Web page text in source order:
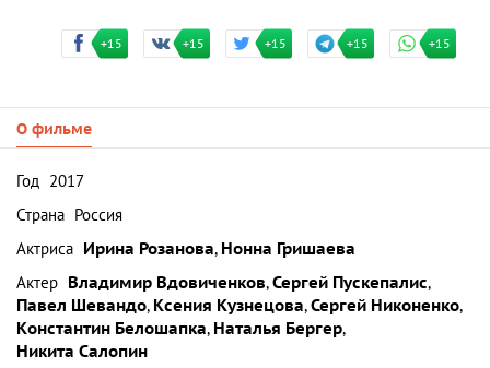
+15 +15 +15 +15 +15
О фильме
Год 2017
Страна Россия
Актриса Ирина Розанова, Нонна Гришаева
Актер Владимир Вдовиченков,Сергей Пускепалис,
Павел Шевандо, Ксения Кузнецова,Сергей Никоненко,
Константин Белошапка, Наталья Бергер,
Никита Салопин